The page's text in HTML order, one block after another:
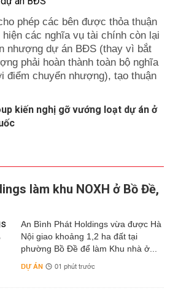
phép các bên được thỏa thuận
các nghĩa vụ tài chính còn lại
nhượng dự án BĐS (thay vì bắt
phải hoàn thành toàn bộ nghĩa
điểm chuyển nhượng), tạo thuận
kiến nghị gỡ vướng loạt dự án ở
làm khu NOXH ở Bồ Đề,
An Bình Phát Holdings vừa được Hà
Nội giao khoảng 1,2 ha đất tại
phường Bồ Đề để làm Khu nhà ở...
DỰ ÁN 01 phút trước